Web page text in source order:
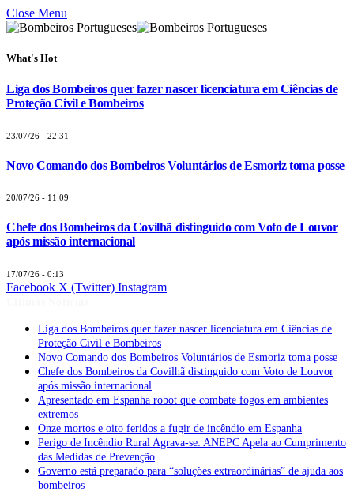
Close Menu
What's Hot
Liga dos Bombeiros quer fazer nascer licenciatura em Ciências de
Proteção Civil e Bombeiros
23/07/26 - 22:31
Novo Comando dos Bombeiros Voluntários de Esmoriz toma posse
20/07/26 - 11:09
Chefe dos Bombeiros da Covilhã distinguido com Voto de Louvor
após missão internacional
17/07/26 - 0:13
Facebook X (Twitter) Instagram
Liga dos Bombeiros quer fazer nascer licenciatura em Ciências de
Proteção Civil e Bombeiros
Novo Comando dos Bombeiros Voluntários de Esmoriz toma posse
Chefe dos Bombeiros da Covilhã distinguido com Voto de Louvor
após missão internacional
Apresentado em Espanha robot que combate fogos em ambientes
extremos
Onze mortos e oito feridos a fugir de incêndio em Espanha
Perigo de Incêndio Rural Agrava-se: ANEPC Apela ao Cumprimento
das Medidas de Prevenção
Governo está preparado para “soluções extraordinárias” de ajuda aos
bombeiros